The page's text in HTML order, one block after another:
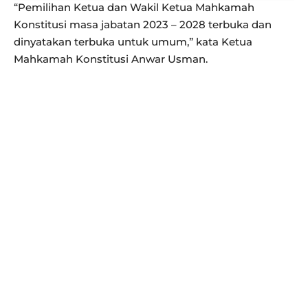
“Pemilihan Ketua dan Wakil Ketua Mahkamah
Konstitusi masa jabatan 2023 – 2028 terbuka dan
dinyatakan terbuka untuk umum,” kata Ketua
Mahkamah Konstitusi Anwar Usman.